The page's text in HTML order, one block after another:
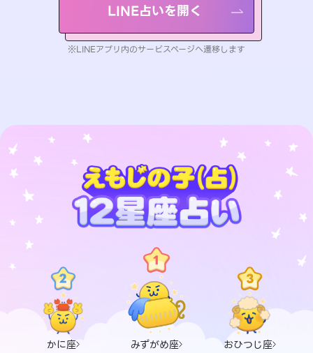
LINE占いを開く
※LINEアプリ内のサービスページへ遷移します
かに座 みずがめ座 おひつじ座